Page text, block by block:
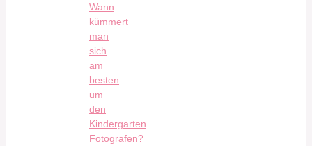
Wann
kümmert
man
sich
am
besten
um
den
Kindergarten
Fotografen?